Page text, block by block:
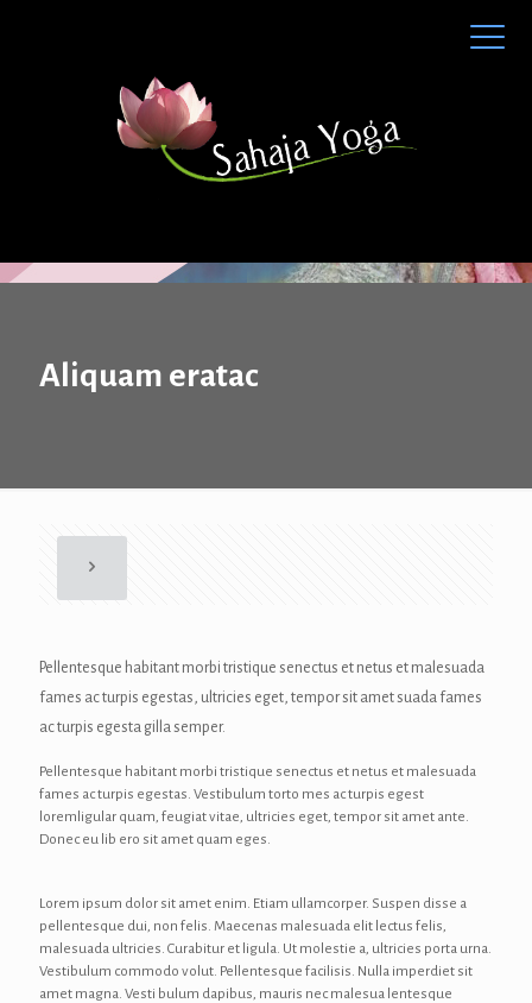
Aliquam eratac
Pellentesque habitant morbi tristique senectus et netus et malesuada
fames ac turpis egestas, ultricies eget, tempor sit amet suada fames
ac turpis egesta gilla semper.
Pellentesque habitant morbi tristique senectus et netus et malesuada
fames ac turpis egestas. Vestibulum torto mes ac turpis egest
loremligular quam, feugiat vitae, ultricies eget, tempor sit amet ante.
Donec eu lib ero sit amet quam eges.
Lorem ipsum dolor sit amet enim. Etiam ullamcorper. Suspen disse a
pellentesque dui, non felis. Maecenas malesuada elit lectus felis,
malesuada ultricies. Curabitur et ligula. Ut molestie a, ultricies porta urna.
Vestibulum commodo volut. Pellentesque facilisis. Nulla imperdiet sit
amet magna. Vesti bulum dapibus, mauris nec malesua lentesque